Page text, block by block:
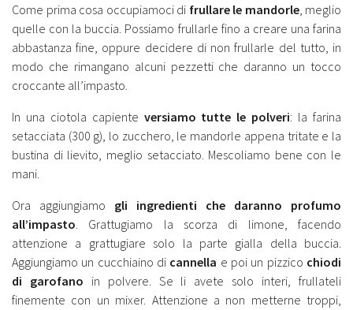
Come prima cosa occupiamoci di frullare le mandorle, meglio
quelle con la buccia. Possiamo frullarle fino a creare una farina
abbastanza fine, oppure decidere di non frullarle del tutto, in
modo che rimangano alcuni pezzetti che daranno un tocco
croccante all’impasto.
In una ciotola capiente versiamo tutte le polveri: la farina
setacciata (300 g), lo zucchero, le mandorle appena tritate e la
bustina di lievito, meglio setacciato. Mescoliamo bene con le
mani.
Ora aggiungiamo gli ingredienti che daranno profumo
all’impasto. Grattugiamo la scorza di limone, facendo
attenzione a grattugiare solo la parte gialla della buccia.
Aggiungiamo un cucchiaino di cannella e poi un pizzico chiodi
di garofano in polvere. Se li avete solo interi, frullateli
finemente con un mixer. Attenzione a non metterne troppi,